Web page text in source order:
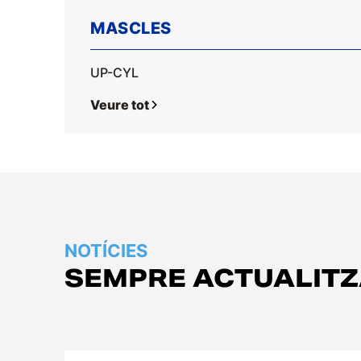
MASCLES
UP-CYL
Veure tot
NOTÍCIES
SEMPRE